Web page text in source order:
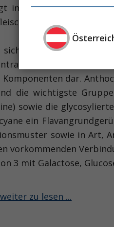
in Nordamerika. Im
ist hell.
sich durch ihren hohen
von bis zu
dar.
die wichtigste
sowie die
ein
sowie in Art,
vorkommenden
3 mit Galactose,
zu lesen ...